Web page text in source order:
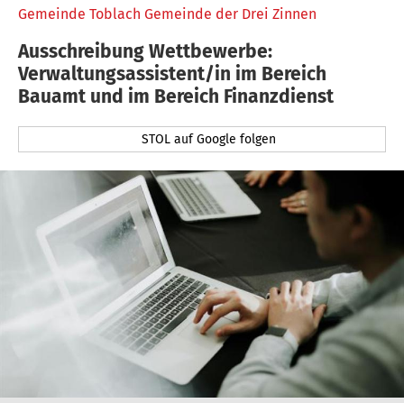
Gemeinde Toblach Gemeinde der Drei Zinnen
Ausschreibung Wettbewerbe:
Verwaltungsassistent/in im Bereich
Bauamt und im Bereich Finanzdienst
STOL auf Google folgen